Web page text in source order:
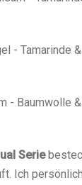
- Tamarinde
- Baumwolle
Serie
Ich